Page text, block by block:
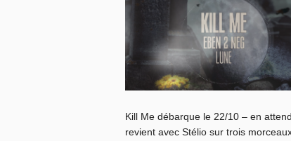
Kill Me débarque le 22/10 – en
revient avec Stélio sur trois